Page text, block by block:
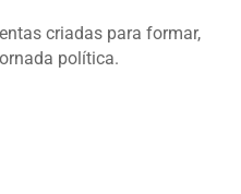
criadas para formar,
política.